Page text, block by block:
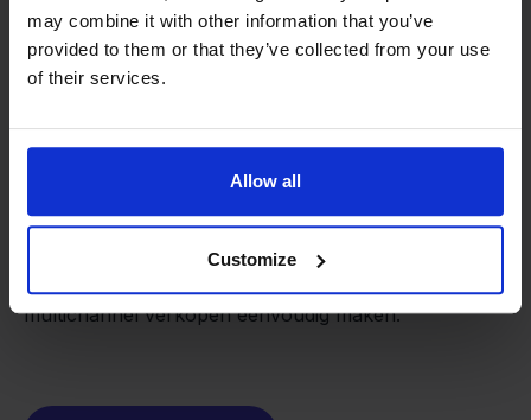
may combine it with other information that you’ve
provided to them or that they’ve collected from your use
of their services.
Allow all
Customize
We groeien gecontroleerd, zonder
investeerders of externe druk.
Van retailer naar
softwarebouwer
Zo is Stockpilot ontstaan. Wat begon als een
oplossing voor ons eigen bedrijf, is inmiddels
uitgegroeid tot een platform voor online verkopers in
multichannel verkopen eenvoudig maken.